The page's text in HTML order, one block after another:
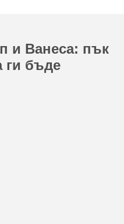
и Ванеса: пък
ги бъде